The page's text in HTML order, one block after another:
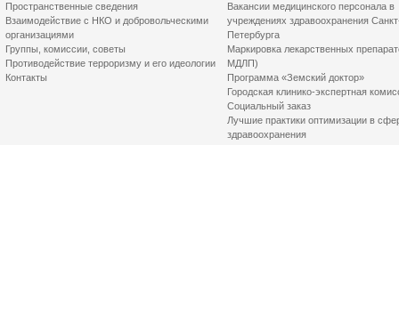
Пространственные сведения
Взаимодействие с НКО и добровольческими
организациями
Группы, комиссии, советы
Противодействие терроризму и его идеологии
Контакты
Вакансии медицинского персонала в
учреждениях здравоохранения
Петербурга
Маркировка лекарственных
МДЛП)
Программа «Земский доктор»
Городская клинико-экспертная
Социальный заказ
Лучшие практики оптимизации в
здравоохранения